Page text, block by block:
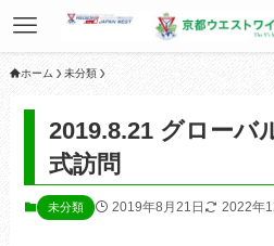
ホーム 未分類
2019.8.21 グローバ
式訪問
未分類 2019年8月21日 2022年